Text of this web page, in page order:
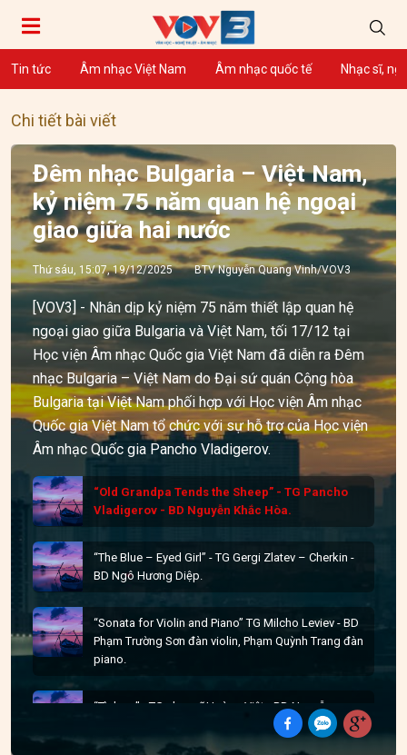
Tin tức Âm nhạc Việt Nam Âm nhạc quốc tế Nhạc sĩ,
Chi tiết bài viết
Đêm nhạc Bulgaria – Việt Nam,
kỷ niệm 75 năm quan hệ ngoại
giao giữa hai nước
Thứ sáu, 15:07, 19/12/2025 BTV Nguyễn Quang Vinh/VOV3
[VOV3] - Nhân dịp kỷ niệm 75 năm thiết lập quan hệ
ngoại giao giữa Bulgaria và Việt Nam, tối 17/12 tại
Học viện Âm nhạc Quốc gia Việt Nam đã diễn ra Đêm
nhạc Bulgaria – Việt Nam do Đại sứ quán Cộng hòa
Bulgaria tại Việt Nam phối hợp với Học viện Âm nhạc
Quốc gia Việt Nam tổ chức với sự hỗ trợ của Học viện
Âm nhạc Quốc gia Pancho Vladigerov.
“Old Grandpa Tends the Sheep” - TG Pancho
Vladigerov - BD Nguyễn Khắc Hòa.
“The Blue – Eyed Girl” - TG Gergi Zlatev – Cherkin -
BD Ngô Hương Diệp.
“Sonata for Violin and Piano” TG Milcho Leviev - BD
Phạm Trường Sơn đàn violin, Phạm Quỳnh Trang đàn
piano.
“Tình ca” - TG nhạc sĩ Hoàng Việt - BD Nguyễn